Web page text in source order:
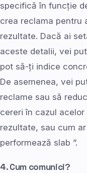
specifică în funcție
crea reclama pentru
rezultate. Dacă ai
aceste detalii, vei
pot să-ți indice
De asemenea, vei
reclame sau să
cereri în cazul
rezultate, sau cum
performează slab ”.
4. Cum comunici?